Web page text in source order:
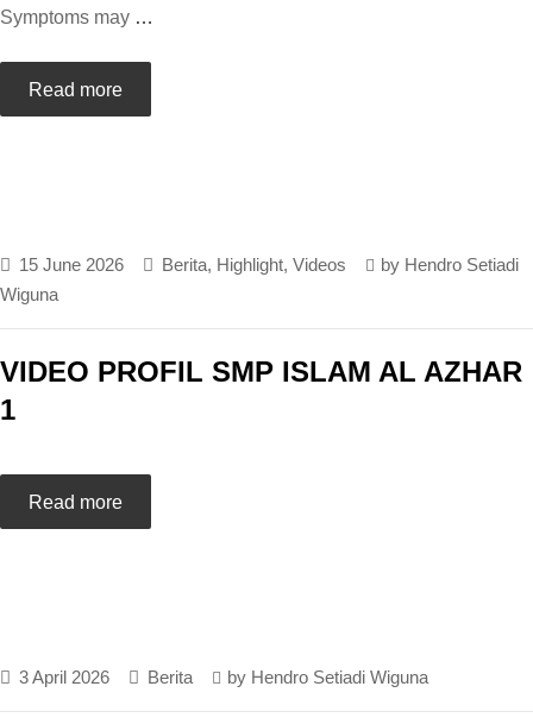
Symptoms may …
Read more
15 June 2026 Berita, Highlight, Videos by Hendro Setiadi
Wiguna
VIDEO PROFIL SMP ISLAM AL AZHAR
1
Read more
3 April 2026 Berita by Hendro Setiadi Wiguna